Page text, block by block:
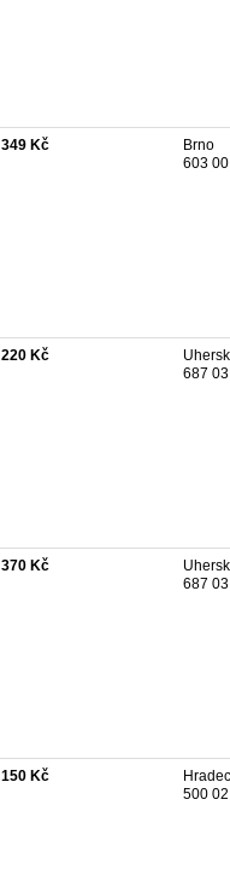
349 Kč
Brno
603 00
220 Kč
687 03
370 Kč
687 03
150 Kč
500 02